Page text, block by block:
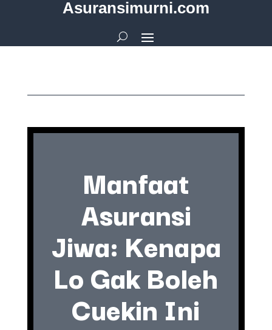
Asuransimurni.com
Manfaat
Asuransi
Jiwa: Kenapa
Lo Gak Boleh
Cuekin Ini